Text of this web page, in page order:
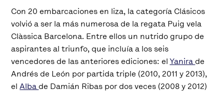
Con 20 embarcaciones en liza, la categoría Clásicos
volvió a ser la más numerosa de la regata Puig vela
Clàssica Barcelona. Entre ellos un nutrido grupo de
aspirantes al triunfo, que incluía a los seis
vencedores de las anteriores ediciones: elYanira de
Andrés de León por partida triple (2010, 2011 y 2013),
elAlba de Damián Ribas por dos veces (2008 y 2012)